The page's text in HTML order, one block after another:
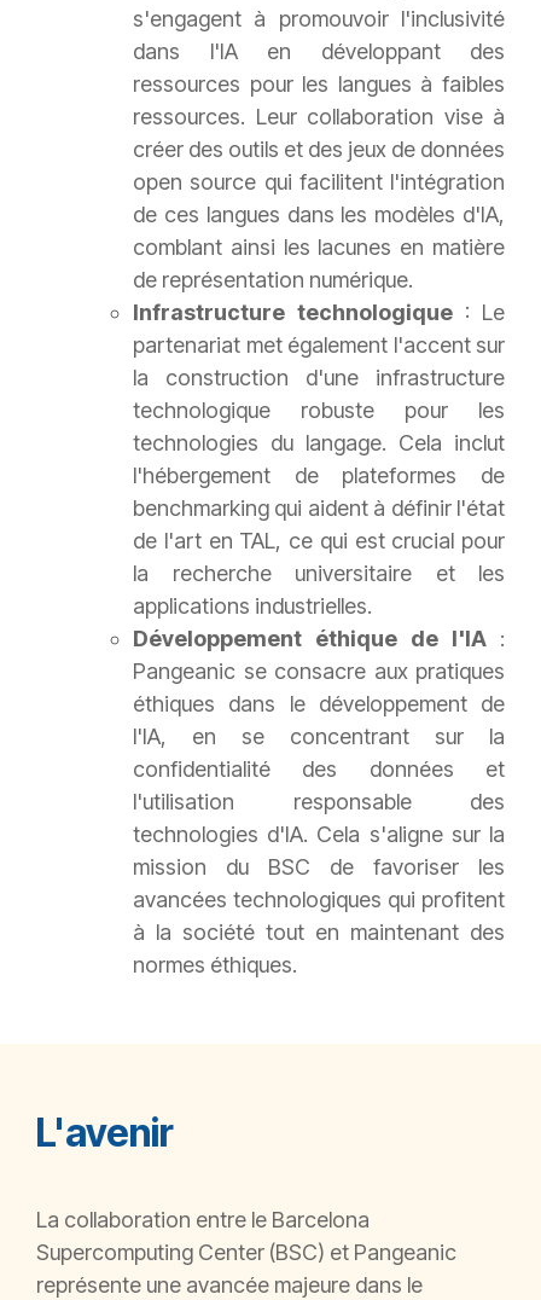
s'engagent à promouvoir l'inclusivité
dans l'IA en développant des
ressources pour les langues à faibles
ressources. Leur collaboration vise à
créer des outils et des jeux de données
open source qui facilitent l'intégration
de ces langues dans les modèles d'IA,
comblant ainsi les lacunes en matière
de représentation numérique.
Infrastructure technologique : Le
partenariat met également l'accent sur
la construction d'une infrastructure
technologique robuste pour les
technologies du langage. Cela inclut
l'hébergement de plateformes de
benchmarking qui aident à définir l'état
de l'art en TAL, ce qui est crucial pour
la recherche universitaire et les
applications industrielles.
Développement éthique de l'IA :
Pangeanic se consacre aux pratiques
éthiques dans le développement de
l'IA, en se concentrant sur la
confidentialité des données et
l'utilisation responsable des
technologies d'IA. Cela s'aligne sur la
mission du BSC de favoriser les
avancées technologiques qui profitent
à la société tout en maintenant des
normes éthiques.
L'avenir
La collaboration entre le Barcelona
Supercomputing Center (BSC) et Pangeanic
représente une avancée majeure dans le